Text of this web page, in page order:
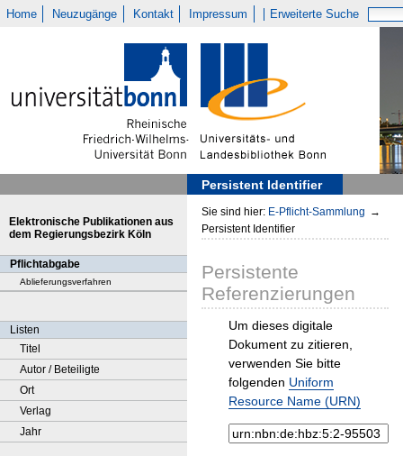
Home Neuzugänge Kontakt Impressum Erweiterte Suche
Persistent Identifier
Elektronische Publikationen aus
dem Regierungsbezirk Köln
Pflichtabgabe
Ablieferungsverfahren
Listen
Titel
Autor / Beteiligte
Ort
Verlag
Jahr
Sie sind hier: E-Pflicht-Sammlung →
Persistent Identifier
Persistente
Referenzierungen
Um dieses digitale
Dokument zu zitieren,
verwenden Sie bitte
folgenden Uniform
Resource Name (URN)